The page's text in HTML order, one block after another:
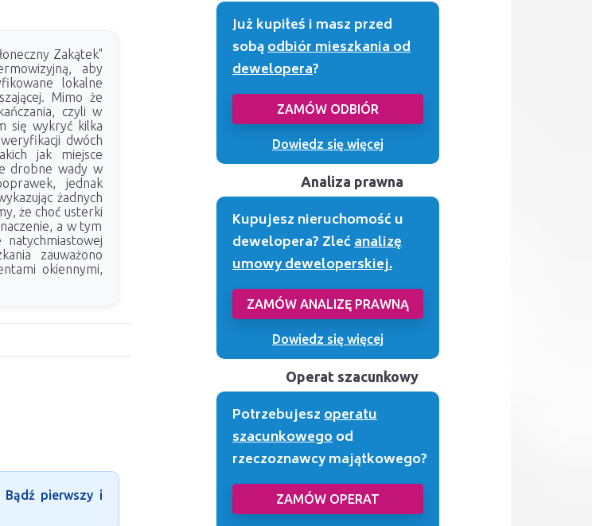
Zakątek"
aby
lokalne
Mimo że
czyli w
się wykryć kilka
dwóch
jak miejsce
drobne wady w
jednak
żadnych
że choć usterki
a w tym
zauważono
okiennymi,
pierwszy i
Już kupiłeś i masz przed
sobąodbiór mieszkania od
dewelopera?
ZAMÓW ODBIÓR
Dowiedz się więcej
Analiza prawna
Kupujesz nieruchomość u
dewelopera? Zlećanalizę
umowy deweloperskiej.
ZAMÓW ANALIZĘ PRAWNĄ
Dowiedz się więcej
Operat szacunkowy
Potrzebujeszoperatu
szacunkowegood
rzeczoznawcy majątkowego?
ZAMÓW OPERAT